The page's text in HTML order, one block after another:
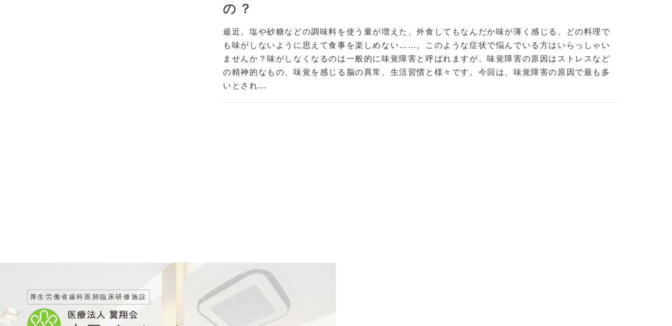
の？
最近、塩や砂糖などの調味料を使う量が増えた、外食してもなんだか味が薄く感じる、どの料理で
も味がしないように思えて食事を楽しめない……。このような症状で悩んでいる方はいらっしゃい
ませんか？味がしなくなるのは一般的に味覚障害と呼ばれますが、味覚障害の原因はストレスなど
の精神的なもの、味覚を感じる脳の異常、生活習慣と様々です。今回は、味覚障害の原因で最も多
いとされ...
厚生労働省歯科医師臨床研修施設